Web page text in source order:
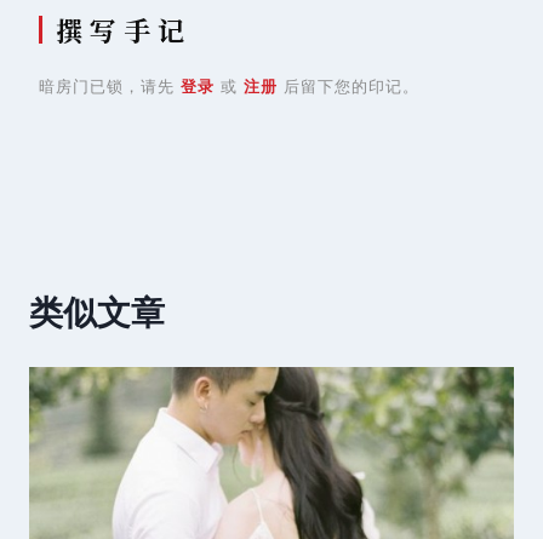
撰 写 手 记
暗房门已锁，请先 登录 或 注册 后留下您的印记。
类似文章